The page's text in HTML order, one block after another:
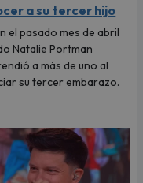
a su tercer hijo
el pasado mes de abril
Natalie Portman
a más de uno al
su tercer embarazo.